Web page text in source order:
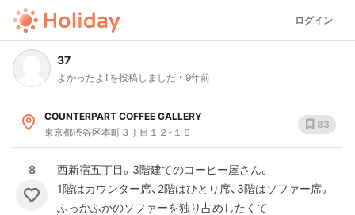
ログイン
37
よかったよ！を投稿しました 9年前
COUNTERPART COFFEE GALLERY
東京都渋谷区本町３丁目１２-１６
83
8
西新宿五丁目。3階建てのコーヒー屋さん。
1階はカウンター席、2階はひとり席、3階はソファー席。
ふっかふかのソファーを独り占めしたくて